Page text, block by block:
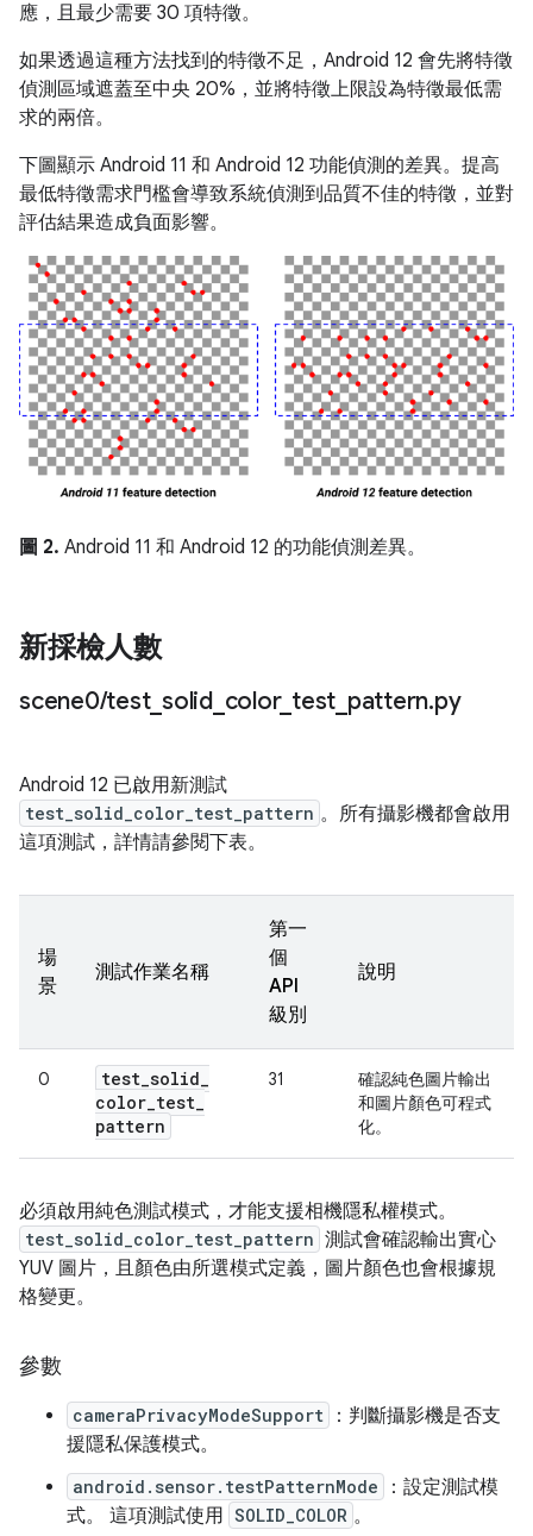
應，且最少需要 30 項特徵。
如果透過這種方法找到的特徵不足，Android 12 會先將特徵
偵測區域遮蓋至中央 20%，並將特徵上限設為特徵最低需
求的兩倍。
下圖顯示 Android 11 和 Android 12 功能偵測的差異。提高
最低特徵需求門檻會導致系統偵測到品質不佳的特徵，並對
評估結果造成負面影響。
圖 2. Android 11 和 Android 12 的功能偵測差異。
新採檢人數
scene0/test_ solid_ color_ test pattern.py
Android 12 已啟用新測試
test_solid_color_test_pattern 。所有攝影機都會啟用
這項測試，詳情請參閱下表。
場
景
測試作業名稱
第一
個
API
級別
說明
0 test_solid_
color_test_
pattern
31
確認純色圖片輸出
和圖片顏色可程式
化。
必須啟用純色測試模式，才能支援相機隱私權模式。
test_solid_color_test_pattern 測試會確認輸出實心
YUV 圖片，且顏色由所選模式定義，圖片顏色也會根據規
格變更。
參數
cameraPrivacyModeSupport
：判斷攝影機是否支
援隱私保護模式。
android.sensor.testPatternMode
：設定測試模
式。 這項測試使用 SOLID_COLOR 。